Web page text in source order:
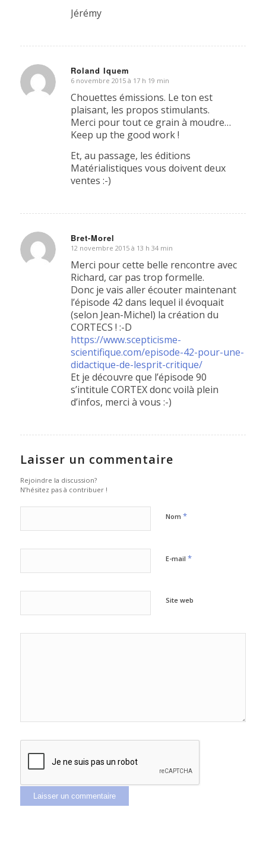
Jérémy
Roland Iquem
dit
:
6 novembre 2015 à 17 h 19 min
Chouettes émissions. Le ton est
plaisant, les propos stimulants.
Merci pour tout ce grain à moudre…
Keep up the good work !
Et, au passage, les éditions
Matérialistiques vous doivent deux
ventes :-)
Bret-Morel
dit
:
12 novembre 2015 à 13 h 34 min
Merci pour cette belle rencontre avec
Richard, car pas trop formelle.
Donc je vais aller écouter maintenant
l’épisode 42 dans lequel il évoquait
(selon Jean-Michel) la création du
CORTECS ! :-D
https://www.scepticisme-
scientifique.com/episode-42-pour-une-
didactique-de-lesprit-critique/
Et je découvre que l’épisode 90
s’intitule CORTEX donc voilà plein
d’infos, merci à vous :-)
Laisser un commentaire
Rejoindre la discussion?
N’hésitez pas à contribuer !
Nom *
E-mail *
Site web